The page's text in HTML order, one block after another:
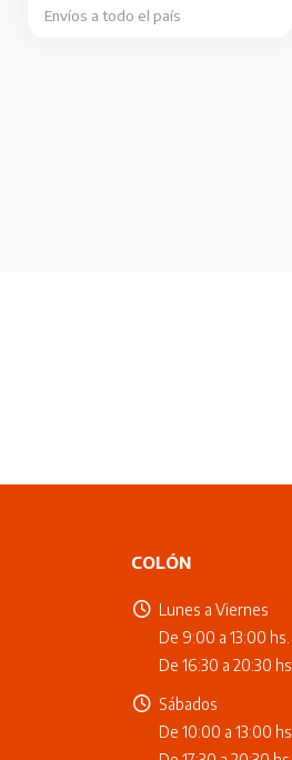
Envíos a todo el país
página
COLÓN
Lunes a Viernes
De 9:00 a 13:00 hs.
De 16:30 a 20:30 hs.
Sábados
De 10:00 a 13:00 hs.